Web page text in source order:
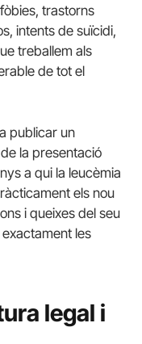
trastorns
intents de suïcidi,
treballem als
de tot el
publicar un
de la presentació
a qui la leucèmia
els nou
i queixes del seu
les
legal i